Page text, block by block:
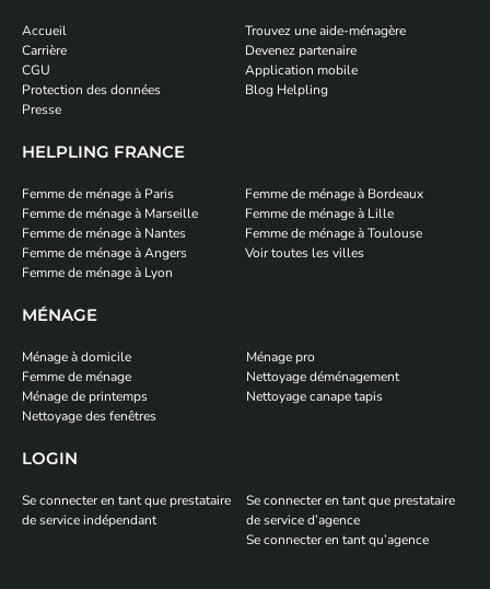
Accueil
Carrière
CGU
Protection des données
Presse
Trouvez une aide-ménagère
Devenez partenaire
Application mobile
Blog Helpling
HELPLING FRANCE
Femme de ménage à Paris
Femme de ménage à Marseille
Femme de ménage à Nantes
Femme de ménage à Angers
Femme de ménage à Lyon
Femme de ménage à Bordeaux
Femme de ménage à Lille
Femme de ménage à Toulouse
Voir toutes les villes
MÉNAGE
Ménage à domicile
Femme de ménage
Ménage de printemps
Nettoyage des fenêtres
Ménage pro
Nettoyage déménagement
Nettoyage canape tapis
LOGIN
Se connecter en tant que prestataire
de service indépendant
Se connecter en tant que prestataire
de service d’agence
Se connecter en tant qu’agence